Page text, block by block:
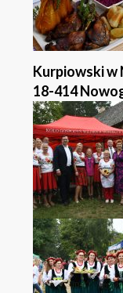
Kurpiowski w
18-414